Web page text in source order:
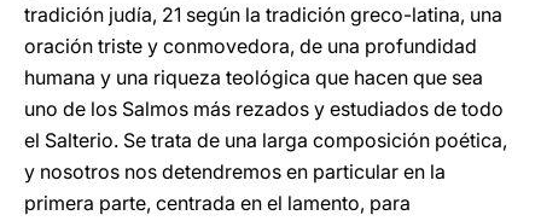
tradición judía, 21 según la tradición greco-latina, una
oración triste y conmovedora, de una profundidad
humana y una riqueza teológica que hacen que sea
uno de los Salmos más rezados y estudiados de todo
el Salterio. Se trata de una larga composición poética,
y nosotros nos detendremos en particular en la
primera parte, centrada en el lamento, para